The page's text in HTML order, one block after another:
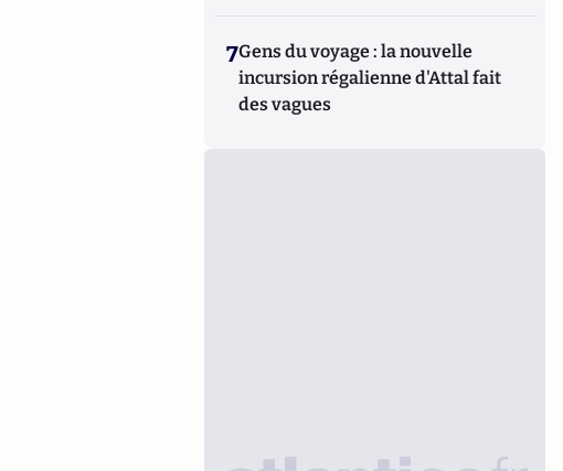
7Gens du voyage : la nouvelle
incursion régalienne d'Attal fait
des vagues